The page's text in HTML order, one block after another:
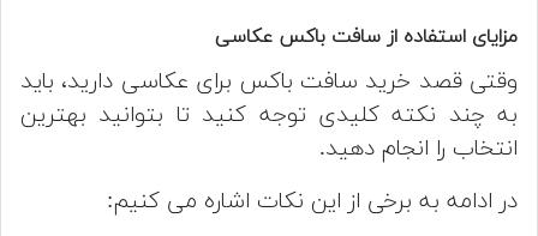
مزایای استفاده از سافت باکس عکاسی
وقتی قصد خرید سافت باکس برای عکاسی دارید، باید
به چند نکته کلیدی توجه کنید تا بتوانید بهترین
انتخاب را انجام دهید.
در ادامه به برخی از این نکات اشاره می کنیم: